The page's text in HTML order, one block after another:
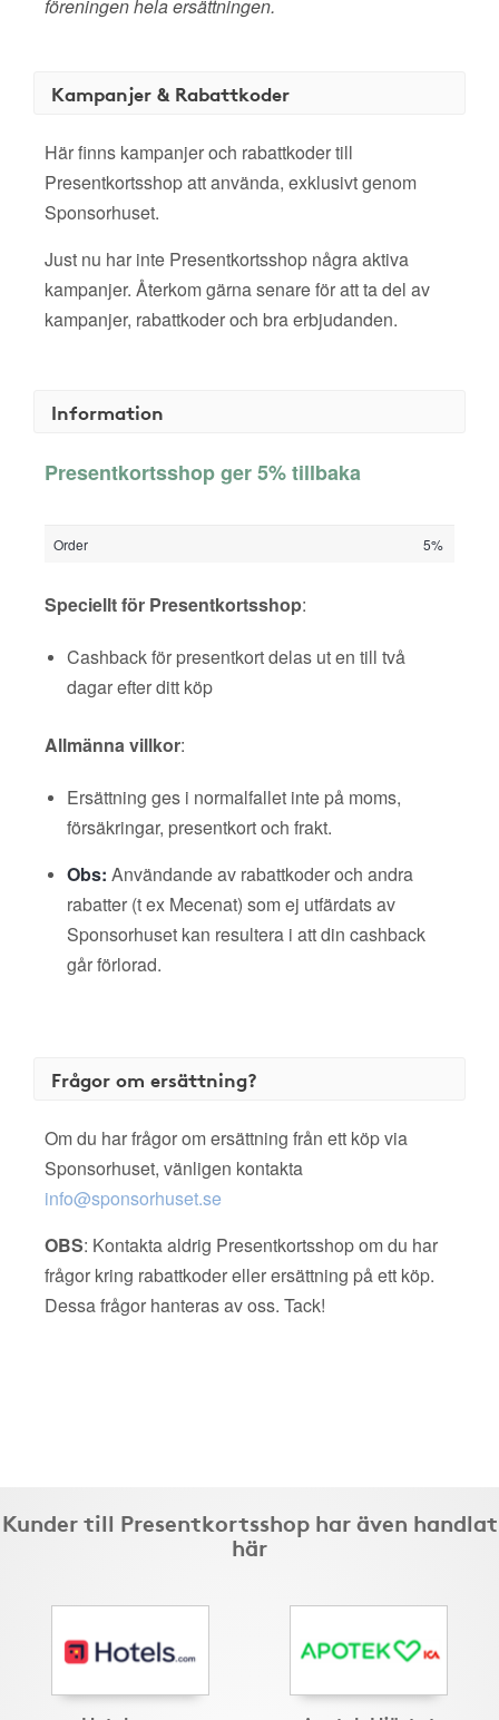
föreningen hela ersättningen.
Kampanjer & Rabattkoder
Här finns kampanjer och rabattkoder till
Presentkortsshop att använda, exklusivt genom
Sponsorhuset.
Just nu har inte Presentkortsshop några aktiva
kampanjer. Återkom gärna senare för att ta del av
kampanjer, rabattkoder och bra erbjudanden.
Information
Presentkortsshop ger 5% tillbaka
Order 5%
Speciellt för Presentkortsshop:
Cashback för presentkort delas ut en till två
dagar efter ditt köp
Allmänna villkor:
Ersättning ges i normalfallet inte på moms,
försäkringar, presentkort och frakt.
Obs: Användande av rabattkoder och andra
rabatter (t ex Mecenat) som ej utfärdats av
Sponsorhuset kan resultera i att din cashback
går förlorad.
Frågor om ersättning?
Om du har frågor om ersättning från ett köp via
Sponsorhuset, vänligen kontakta
info@sponsorhuset.se
OBS: Kontakta aldrig Presentkortsshop om du har
frågor kring rabattkoder eller ersättning på ett köp.
Dessa frågor hanteras av oss. Tack!
Kunder till Presentkortsshop har även handlat
här